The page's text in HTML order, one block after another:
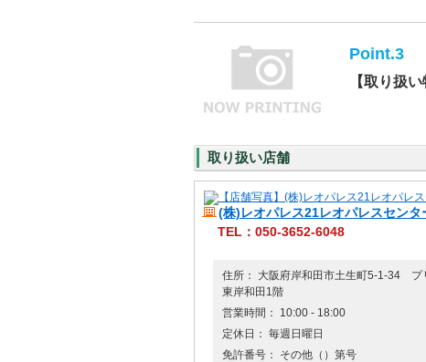
Point.3
【取り扱
取り扱い店舗
(株)レオパレス21レオパレスセンタ
TEL：050-3652-6048
住所： 大阪府岸和田市土生町5-1-34 プ
東岸和田1階
営業時間： 10:00 - 18:00
定休日： 毎週日曜日
免許番号： その他（）第号